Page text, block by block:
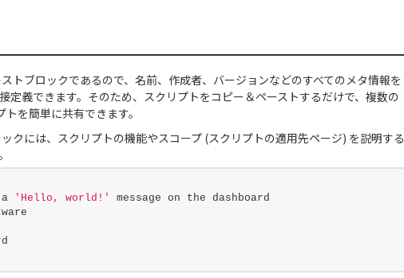
トブロックであるので、名前、作成者、バージョンなどのすべてのメタ情報を
定義できます。そのため、スクリプトをコピー＆ペーストするだけで、複数の
を簡単に共有できます。
クには、スクリプトの機能やスコープ (スクリプトの適用先ページ) を説明する
'Hello, world!'
message on the dashboard